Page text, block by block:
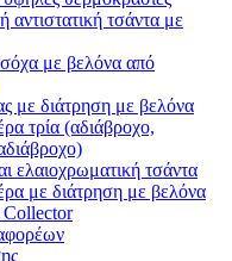
αντιστατική τσάντα με
με βελόνα από
με διάτρηση με βελόνα
τρία (αδιάβροχο,
ελαιοχρωματική τσάντα
με διάτρηση με βελόνα